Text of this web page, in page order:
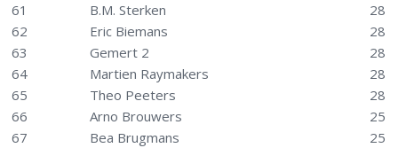
61
B.M. Sterken
28
62
Eric Biemans
28
63
Gemert 2
28
64
Martien Raymakers
28
65
Theo Peeters
28
66
Arno Brouwers
25
67
Bea Brugmans
25